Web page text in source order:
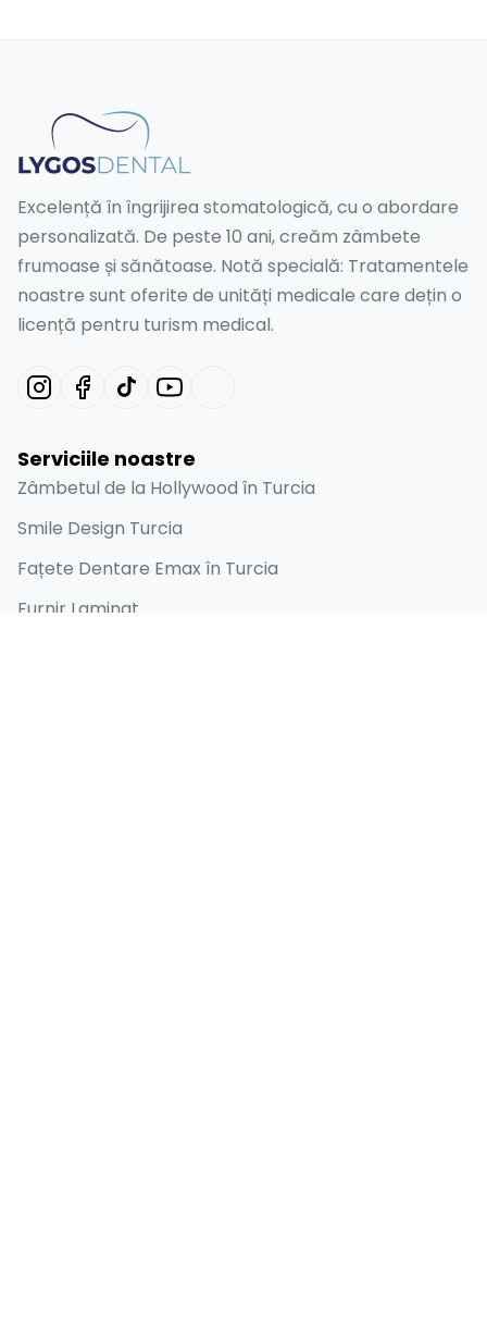
Excelență în îngrijirea stomatologică, cu o abordare
personalizată. De peste 10 ani, creăm zâmbete
frumoase și sănătoase. Notă specială: Tratamentele
noastre sunt oferite de unități medicale care dețin o
licență pentru turism medical.
Serviciile noastre
Zâmbetul de la Hollywood în Turcia
Smile Design Turcia
Fațete Dentare Emax în Turcia
Furnir Laminat